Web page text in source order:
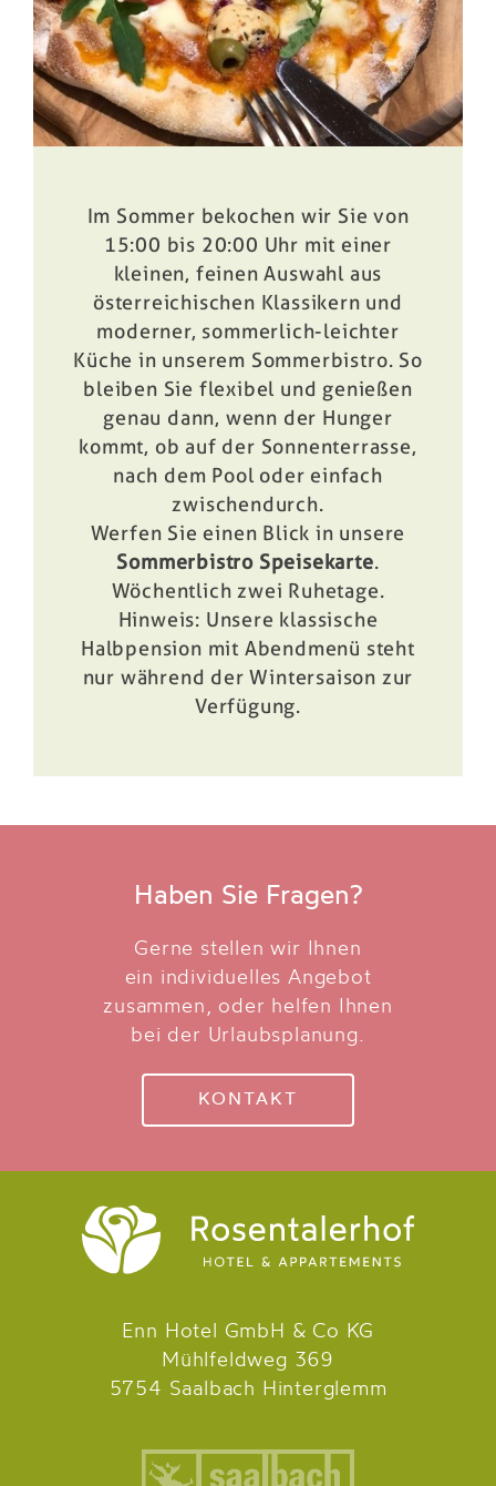
Im Sommer bekochen wir Sie von
15:00 bis 20:00 Uhr mit einer
kleinen, feinen Auswahl aus
österreichischen Klassikern und
moderner, sommerlich-leichter
Küche in unserem Sommerbistro. So
bleiben Sie flexibel und genießen
genau dann, wenn der Hunger
kommt, ob auf der Sonnenterrasse,
nach dem Pool oder einfach
zwischendurch.
Werfen Sie einen Blick in unsere
Sommerbistro Speisekarte.
Wöchentlich zwei Ruhetage.
Hinweis: Unsere klassische
Halbpension mit Abendmenü steht
nur während der Wintersaison zur
Verfügung.
Haben Sie Fragen?
Gerne stellen wir Ihnen
ein individuelles Angebot
zusammen, oder helfen Ihnen
bei der Urlaubsplanung.
KONTAKT
Enn Hotel GmbH & Co KG
Mühlfeldweg 369
5754 Saalbach Hinterglemm